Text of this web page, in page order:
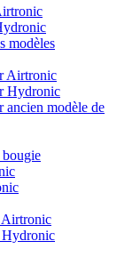
modèles
Airtronic
Hydronic
modèle de
Airtronic
Hydronic